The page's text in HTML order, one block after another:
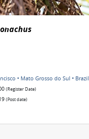
• Mato Grosso do Sul • Brazil
(Register Date)
(Post date)